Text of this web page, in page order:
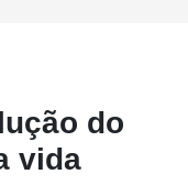
do
vida